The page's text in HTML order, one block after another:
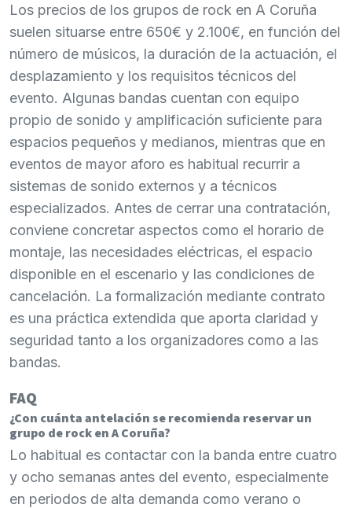
Los precios de los grupos de rock en A Coruña
suelen situarse entre 650€ y 2.100€, en función del
número de músicos, la duración de la actuación, el
desplazamiento y los requisitos técnicos del
evento. Algunas bandas cuentan con equipo
propio de sonido y amplificación suficiente para
espacios pequeños y medianos, mientras que en
eventos de mayor aforo es habitual recurrir a
sistemas de sonido externos y a técnicos
especializados. Antes de cerrar una contratación,
conviene concretar aspectos como el horario de
montaje, las necesidades eléctricas, el espacio
disponible en el escenario y las condiciones de
cancelación. La formalización mediante contrato
es una práctica extendida que aporta claridad y
seguridad tanto a los organizadores como a las
bandas.
FAQ
¿Con cuánta antelación se recomienda reservar un
grupo de rock en A Coruña?
Lo habitual es contactar con la banda entre cuatro
y ocho semanas antes del evento, especialmente
en periodos de alta demanda como verano o